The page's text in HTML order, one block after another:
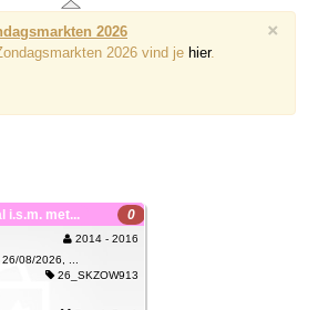
×
2026
2026 vind je hier.
i.s.m. met... 0
2014 - 2016
08/2026, ...
26_SKZOW913